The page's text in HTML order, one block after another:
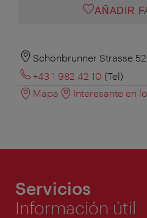
AÑADIR
Schönbrunner Strasse
+43 1 982 42 10 (Tel)
Mapa
Interesante en
Servicios
Información útil